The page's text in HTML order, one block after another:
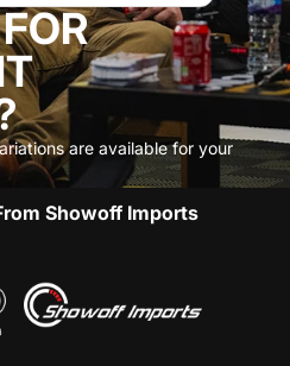
are available for your
Showoff Imports